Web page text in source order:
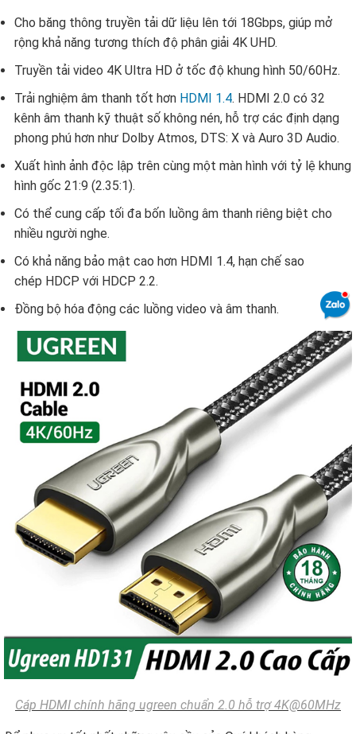
Cho băng thông truyền tải dữ liệu lên tới 18Gbps, giúp mở
rộng khả năng tương thích độ phân giải 4K UHD.
Truyền tải video 4K Ultra HD ở tốc độ khung hình 50/60Hz.
Trải nghiệm âm thanh tốt hơn HDMI 1.4. HDMI 2.0 có 32
kênh âm thanh kỹ thuật số không nén, hỗ trợ các định dạng
phong phú hơn như Dolby Atmos, DTS: X và Auro 3D Audio.
Xuất hình ảnh độc lập trên cùng một màn hình với tỷ lệ khung
hình gốc 21:9 (2.35:1).
Có thể cung cấp tối đa bốn luồng âm thanh riêng biệt cho
nhiều người nghe.
Có khả năng bảo mật cao hơn HDMI 1.4, hạn chế sao
chép HDCP với HDCP 2.2.
Đồng bộ hóa động các luồng video và âm thanh.
Cáp HDMI chính hãng ugreen chuẩn 2.0 hỗ trợ 4K@60MHz